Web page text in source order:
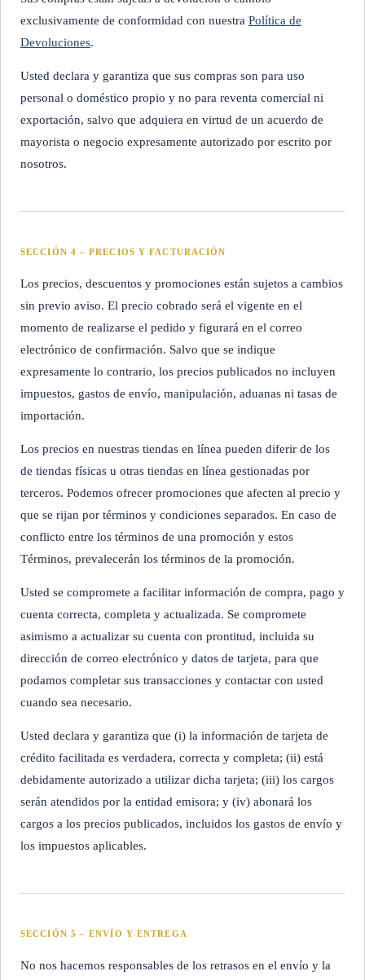
exclusivamente de conformidad con nuestra Política de
Devoluciones.
Usted declara y garantiza que sus compras son para uso
personal o doméstico propio y no para reventa comercial ni
exportación, salvo que adquiera en virtud de un acuerdo de
mayorista o negocio expresamente autorizado por escrito por
nosotros.
SECCIÓN 4 – PRECIOS Y FACTURACIÓN
Los precios, descuentos y promociones están sujetos a cambios
sin previo aviso. El precio cobrado será el vigente en el
momento de realizarse el pedido y figurará en el correo
electrónico de confirmación. Salvo que se indique
expresamente lo contrario, los precios publicados no incluyen
impuestos, gastos de envío, manipulación, aduanas ni tasas de
importación.
Los precios en nuestras tiendas en línea pueden diferir de los
de tiendas físicas u otras tiendas en línea gestionadas por
terceros. Podemos ofrecer promociones que afecten al precio y
que se rijan por términos y condiciones separados. En caso de
conflicto entre los términos de una promoción y estos
Términos, prevalecerán los términos de la promoción.
Usted se compromete a facilitar información de compra, pago y
cuenta correcta, completa y actualizada. Se compromete
asimismo a actualizar su cuenta con prontitud, incluida su
dirección de correo electrónico y datos de tarjeta, para que
podamos completar sus transacciones y contactar con usted
cuando sea necesario.
Usted declara y garantiza que (i) la información de tarjeta de
crédito facilitada es verdadera, correcta y completa; (ii) está
debidamente autorizado a utilizar dicha tarjeta; (iii) los cargos
serán atendidos por la entidad emisora; y (iv) abonará los
cargos a los precios publicados, incluidos los gastos de envío y
los impuestos aplicables.
SECCIÓN 5 – ENVÍO Y ENTREGA
No nos hacemos responsables de los retrasos en el envío y la